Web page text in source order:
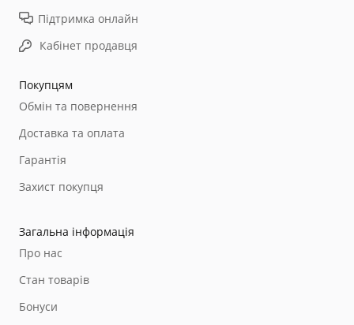
Покупцям
Обмін та повернення
Доставка та оплата
Гарантія
Захист покупця
Загальна інформація
Про нас
Стан товарів
Бонуси
Підтримка онлайн
Кабінет продавця